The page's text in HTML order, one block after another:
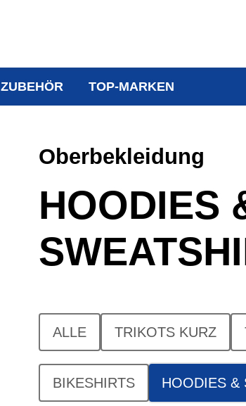
ZUBEHÖR TOP-MARKEN
Oberbekleidung
HOODIES
ALLE TRIKOTS KURZ
BIKESHIRTS HOODIES &